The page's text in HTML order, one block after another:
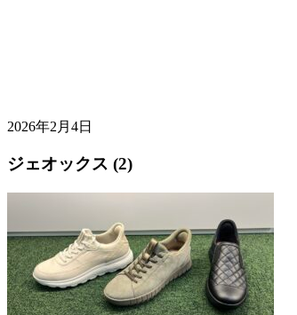
2026年2月4日
ジェオックス (2)